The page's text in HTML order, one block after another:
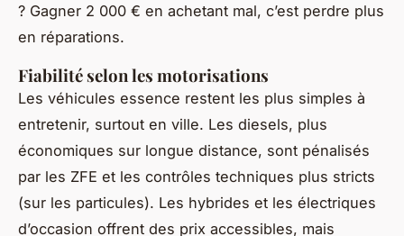
? Gagner 2 000 € en achetant mal, c’est perdre plus
en réparations.
Fiabilité selon les motorisations
Les véhicules essence restent les plus simples à
entretenir, surtout en ville. Les diesels, plus
économiques sur longue distance, sont pénalisés
par les ZFE et les contrôles techniques plus stricts
(sur les particules). Les hybrides et les électriques
d’occasion offrent des prix accessibles, mais